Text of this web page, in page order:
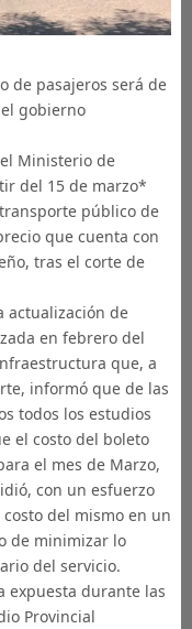
de pasajeros será de
gobierno
Ministerio de
del 15 de marzo*
público de
que cuenta con
tras el corte de
actualización de
en febrero del
que, a
informó que de las
todos los estudios
el costo del boleto
el mes de Marzo,
con un esfuerzo
del mismo en un
de minimizar lo
del servicio.
expuesta durante las
Provincial